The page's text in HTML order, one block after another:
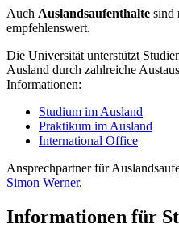
Auch Auslandsaufenthalte sind
empfehlenswert.
Die Universität unterstützt
Ausland durch zahlreiche
Informationen:
Studium im Ausland
Praktikum im Ausland
International Office
Ansprechpartner für
Simon Werner.
Informationen für